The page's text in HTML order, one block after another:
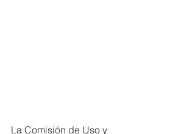
La Comisión de Uso y